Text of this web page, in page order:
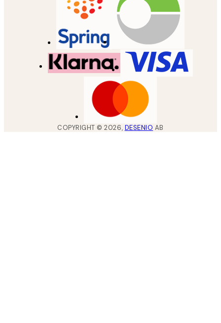
COPYRIGHT ©2026, DESENIO AB